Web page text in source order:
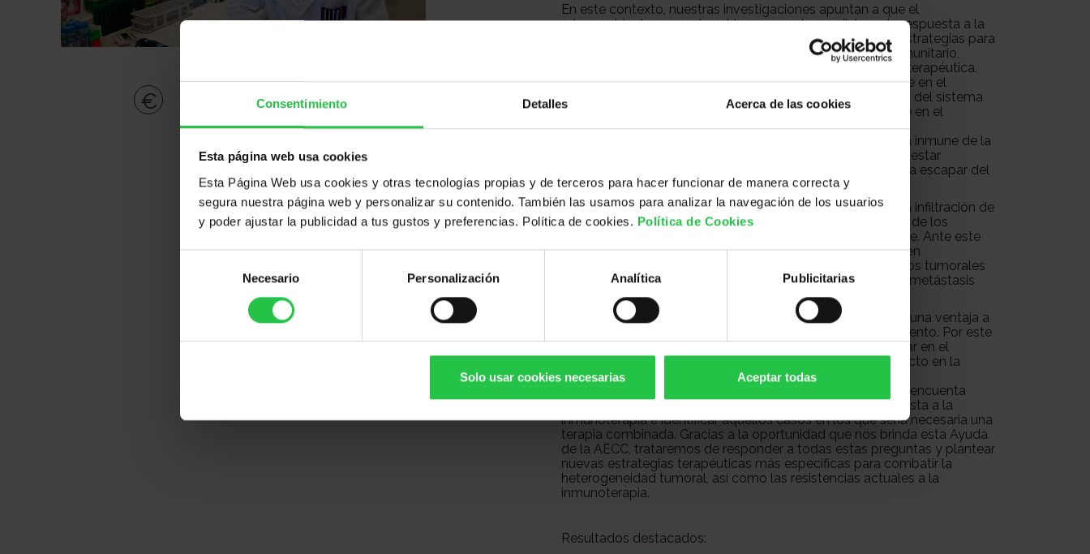
Consentimiento Detalles Acerca de las cookies
Esta página web usa cookies
Esta Página Web usa cookies y otras tecnologías propias y de terceros para hacer funcionar de manera correcta y
segura nuestra página web y personalizar su contenido. También las usamos para analizar la navegación de los usuarios
y poder ajustar la publicidad a tus gustos y preferencias. Política de cookies. Política de Cookies
consentimiento
Necesario Personalización Analítica Publicitarias
Solo usar cookies necesarias Aceptar todas
160000.00
En este contexto, nuestras investigaciones apuntan a que el
microambiente que rodea al tumor puede condicionar la respuesta a la
inmunoterapia. Pensamos que muchos tumores poseen estrategias para
crear un ambiente que les permite escapar del sistema inmunitario,
dificultando así la respuesta a cualquier estrategia inmunoterapéutica.
Recientemente hemos identificado LIF, una molécula clave en el
desarrollo embrionario, como un factor impide la actividad del sistema
inmunitario (inmunosupresión) y juega un papel importante en el
glioblastoma. En el contexto embrionario, LIF genera una
inmunosupresión local que protege al embrión del sistema inmune de la
madre. En el caso del glioblastoma, sugerimos que podría estar
ocurriendo algo similar, como una estrategia del tumor para escapar del
sistema inmune.
Brevemente, hemos descubierto que LIF puede prevenir la infiltración de
linfocitos en el tumor, determinando así la respuesta a uno de los
tratamientos inmunoterapéuticos más usados actualmente. Ante este
descubrimiento, nos preguntamos si este efecto descrito en
glioblastoma podría estar ocurriendo también en otros tipos tumorales
en los que esta molécula está funcionando, como son las metástasis
cerebrales.
Nuestro planteamiento es que LIF podría estar aportando una ventaja a
las células cancerígenas para progresar y resistir al tratamiento. Por este
motivo, estamos muy interesados en estudiar y profundizar en el
mecanismo de actuación de LIF, específicamente su impacto en la
activación y respuesta del sistema inmune.
Por último, también queremos entender por qué LIF no se encuenta
activa en todos los tumores, pudiendo así prever la respuesta a la
inmunoterapia e identificar aquellos casos en los que sería necesaria una
terapia combinada. Gracias a la oportunidad que nos brinda esta Ayuda
de la AECC, trataremos de responder a todas estas preguntas y plantear
nuevas estrategias terapéuticas más específicas para combatir la
heterogeneidad tumoral, así como las resistencias actuales a la
inmunoterapia.
Resultados destacados: